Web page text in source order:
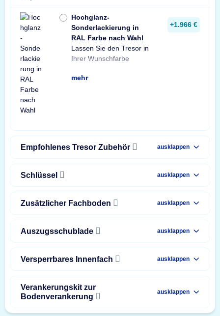
Hochglanz-
Sonderlackierung in
RAL Farbe nach Wahl
Lassen Sie den Tresor in
Ihrer Wunschfarbe
mehr
+1.966 €
Empfohlenes Tresor Zubehör ausklappen
Schlüssel ausklappen
Zusätzlicher Fachboden ausklappen
Auszugsschublade ausklappen
Versperrbares Innenfach ausklappen
Verankerungskit zur
Bodenverankerung
ausklappen